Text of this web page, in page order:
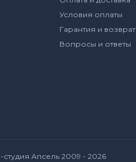
Условия оплаты
Гарантия и возврат
Вопросы и ответы
Апсель 2009 - 2026